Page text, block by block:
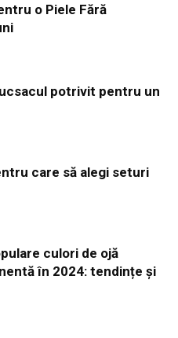
o Piele Fără
potrivit pentru un
care să alegi seturi
culori de ojă
în 2024: tendințe și